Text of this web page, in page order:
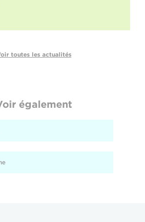
toutes les actualités
également